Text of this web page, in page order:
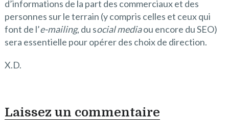
d’informations de la part des commerciaux et des
personnes sur le terrain (y compris celles et ceux qui
font de l’e-mailing, du social mediaou encore du SEO)
sera essentielle pour opérer des choix de direction.
X.D.
Laissez un commentaire